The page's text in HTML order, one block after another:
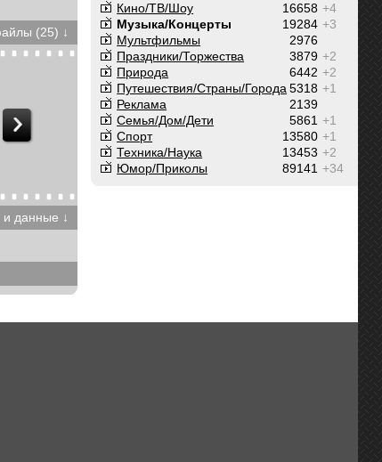
(25) ↓
и данные ↓
+4
16658
Кино/ТВ/Шоу
+3
19284
Музыка/Концерты
2976
Мультфильмы
+2
3879
Праздники/Торжества
+2
6442
Природа
+1
5318
Путешествия/Cтраны/Города
2139
Реклама
+1
5861
Семья/Дом/Дети
+1
13580
Спорт
+2
13453
Техника/Наука
+34
89141
Юмор/Приколы